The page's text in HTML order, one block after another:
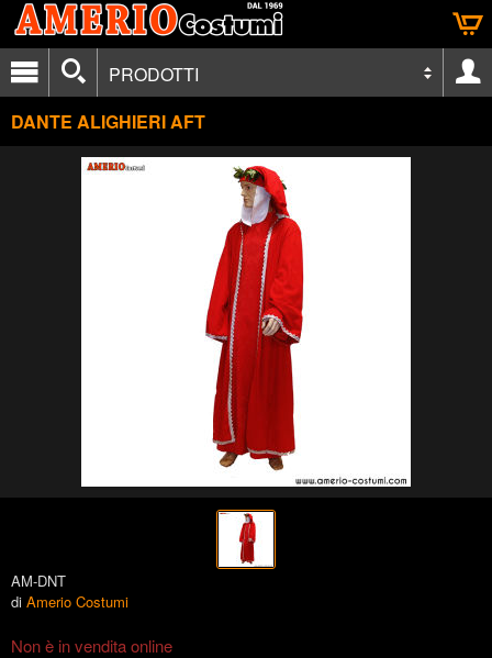
PRODOTTI
DANTE ALIGHIERI AFT
AM-DNT
di Amerio Costumi
Non è in vendita online